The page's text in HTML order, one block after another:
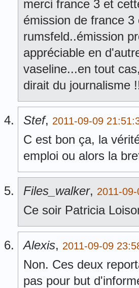
merci france 3 et
émission de france
rumsfeld..émission
appréciable en
vaseline...en tout
dirait du journalisme
Stef, 2011-09-09
C est bon ça, la
emploi ou alors la
Files_walker, 2011-
Ce soir Patricia
Alexis, 2011-09-09
Non. Ces deux
pas pour but